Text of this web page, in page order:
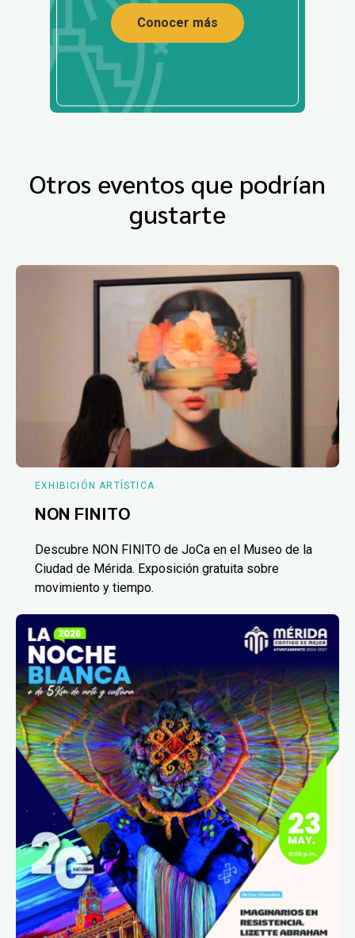
Conocer más
Otros eventos que podrían
gustarte
EXHIBICIÓN ARTÍSTICA
NON FINITO
Descubre NON FINITO de JoCa en el Museo de la
Ciudad de Mérida. Exposición gratuita sobre
movimiento y tiempo.